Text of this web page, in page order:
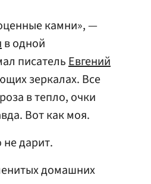
камни», —
в одной
писательЕвгений
зеркалах. Все
в тепло, очки
Вот как моя.
дарит.
домашних